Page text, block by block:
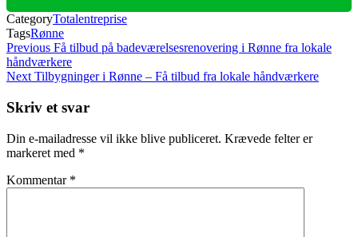
CategoryTotalentreprise
TagsRønne
Indlægsnavigation
Previous
Post
Previous Få tilbud på badeværelsesrenovering i Rønne fra lokale
håndværkere
Next
Next Tilbygninger i Rønne – Få tilbud fra lokale håndværkere
Skriv et svar
Din e-mailadresse vil ikke blive publiceret. Krævede felter er
markeret med *
Kommentar *